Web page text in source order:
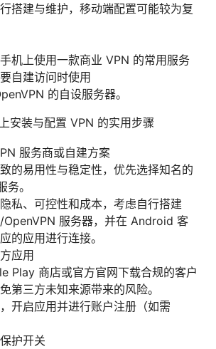
搭建与维护，移动端配置可能较为复
机上使用一款商业 VPN 的常用服务
自建访问时使用
的自设服务器。
安装与配置 VPN 的实用步骤
服务商或自建方案
的易用性与稳定性，优先选择知名的
。
私、可控性和成本，考虑自行搭建
服务器，并在 Android 客
的应用进行连接。
应用
Play 商店或官方官网下载合规的客户
第三方未知来源带来的风险。
开启应用并进行账户注册（如需
护开关